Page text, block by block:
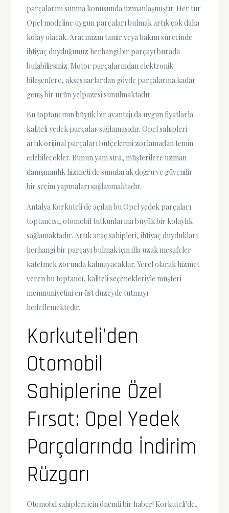
parçalarını sunma konusunda uzmanlaşmıştır. Her tür
Opel modeline uygun parçaları bulmak artık çok daha
kolay olacak. Aracınızın tamir veya bakım sürecinde
ihtiyaç duyduğunuz herhangi bir parçayı burada
bulabilirsiniz. Motor parçalarından elektronik
bileşenlere, aksesuarlardan gövde parçalarına kadar
geniş bir ürün yelpazesi sunulmaktadır.
Bu toptancının büyük bir avantajı da uygun fiyatlarla
kaliteli yedek parçalar sağlamasıdır. Opel sahipleri
artık orijinal parçaları bütçelerini zorlamadan temin
edebilecekler. Bunun yanı sıra, müşterilere uzman
danışmanlık hizmeti de sunularak doğru ve güvenilir
bir seçim yapmaları sağlanmaktadır.
Antalya Korkuteli'de açılan bu Opel yedek parçaları
toptancısı, otomobil tutkunlarına büyük bir kolaylık
sağlamaktadır. Artık araç sahipleri, ihtiyaç duydukları
herhangi bir parçayı bulmak için illa uzak mesafeler
katetmek zorunda kalmayacaklar. Yerel olarak hizmet
veren bu toptancı, kaliteli seçenekleriyle müşteri
memnuniyetini en üst düzeyde tutmayı
hedeflemektedir.
Korkuteli’den
Otomobil
Sahiplerine Özel
Fırsat: Opel Yedek
Parçalarında İndirim
Rüzgarı
Otomobil sahipleri için önemli bir haber! Korkuteli'de,